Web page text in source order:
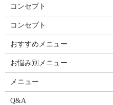
コンセプト
コンセプト
おすすめメニュー
お悩み別メニュー
メニュー
Q&A